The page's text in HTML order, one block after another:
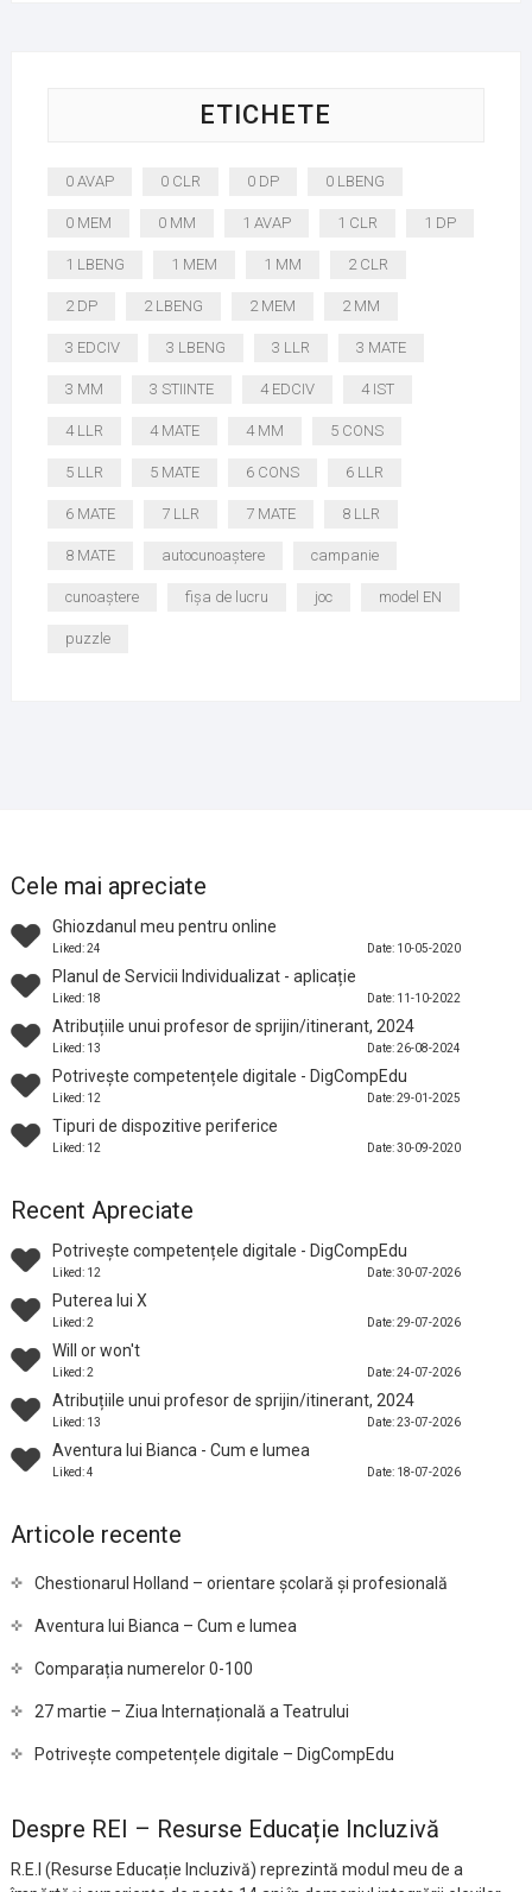
ETICHETE
0 AVAP 0 CLR 0 DP 0 LBENG
0 MEM 0 MM 1 AVAP 1 CLR 1 DP
1 LBENG 1 MEM 1 MM 2 CLR
2 DP 2 LBENG 2 MEM 2 MM
3 EDCIV 3 LBENG 3 LLR 3 MATE
3 MM 3 STIINTE 4 EDCIV 4 IST
4 LLR 4 MATE 4 MM 5 CONS
5 LLR 5 MATE 6 CONS 6 LLR
6 MATE 7 LLR 7 MATE 8 LLR
8 MATE autocunoaștere campanie
cunoaștere fișa de lucru joc model EN
puzzle
Cele mai apreciate
Ghiozdanul meu pentru online
Liked: 24 Date: 10-05-2020
Planul de Servicii Individualizat - aplicație
Liked: 18 Date: 11-10-2022
Atribuțiile unui profesor de sprijin/itinerant, 2024
Liked: 13 Date: 26-08-2024
Potrivește competențele digitale - DigCompEdu
Liked: 12 Date: 29-01-2025
Tipuri de dispozitive periferice
Liked: 12 Date: 30-09-2020
Recent Apreciate
Potrivește competențele digitale - DigCompEdu
Liked: 12 Date: 30-07-2026
Puterea lui X
Liked: 2 Date: 29-07-2026
Will or won't
Liked: 2 Date: 24-07-2026
Atribuțiile unui profesor de sprijin/itinerant, 2024
Liked: 13 Date: 23-07-2026
Aventura lui Bianca - Cum e lumea
Liked: 4 Date: 18-07-2026
Articole recente
Chestionarul Holland – orientare școlară și profesională
Aventura lui Bianca – Cum e lumea
Comparația numerelor 0-100
27 martie – Ziua Internațională a Teatrului
Potrivește competențele digitale – DigCompEdu
Despre REI – Resurse Educație Incluzivă
R.E.I (Resurse Educație Incluzivă) reprezintă modul meu de a